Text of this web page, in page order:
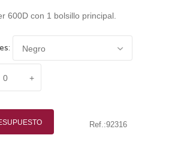
600D con 1 bolsillo principal.
Ref.:92316